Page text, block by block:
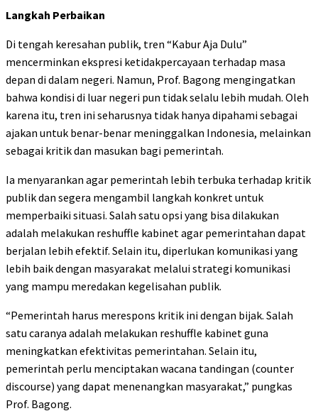
Langkah Perbaikan
Di tengah keresahan publik, tren “Kabur Aja Dulu”
mencerminkan ekspresi ketidakpercayaan terhadap masa
depan di dalam negeri. Namun, Prof. Bagong mengingatkan
bahwa kondisi di luar negeri pun tidak selalu lebih mudah. Oleh
karena itu, tren ini seharusnya tidak hanya dipahami sebagai
ajakan untuk benar-benar meninggalkan Indonesia, melainkan
sebagai kritik dan masukan bagi pemerintah.
Ia menyarankan agar pemerintah lebih terbuka terhadap kritik
publik dan segera mengambil langkah konkret untuk
memperbaiki situasi. Salah satu opsi yang bisa dilakukan
adalah melakukan reshuffle kabinet agar pemerintahan dapat
berjalan lebih efektif. Selain itu, diperlukan komunikasi yang
lebih baik dengan masyarakat melalui strategi komunikasi
yang mampu meredakan kegelisahan publik.
“Pemerintah harus merespons kritik ini dengan bijak. Salah
satu caranya adalah melakukan reshuffle kabinet guna
meningkatkan efektivitas pemerintahan. Selain itu,
pemerintah perlu menciptakan wacana tandingan (counter
discourse) yang dapat menenangkan masyarakat,” pungkas
Prof. Bagong.